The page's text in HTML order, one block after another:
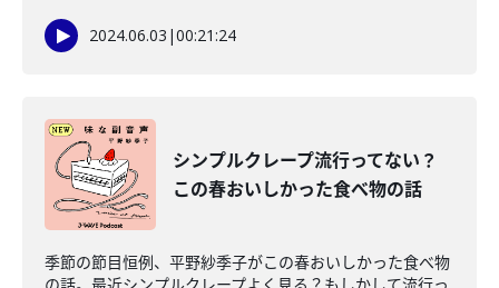
2024.06.03 |00:21:24
シンプルクレープ流行ってない？
この春おいしかった食べ物の話
季節の節目恒例、平野紗季子がこの春おいしかった食べ物